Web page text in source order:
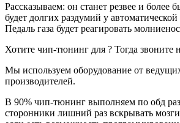
остановился на компании
оговорив с Евгением, что
тому что будем делать с авто примем
встречи. Так и сделали: встретились,
оговорили и в течение получаса
все как и требовалось. В итоге
активировать несколько модулей:
- при заведенном авто и отсутствии
блокируется АКПП;
- активировано управление
правом окошке БК;
Рассказываем: он станет резвее и более
будет долгих раздумий у
Педаль газа будет реагировать
Хотите чип-тюнинг для ? Тогда звоните
Мы используем оборудование от
производителей.
В 90% чип-тюнинг выполняем по обд
сторонники лишний раз вскрывать